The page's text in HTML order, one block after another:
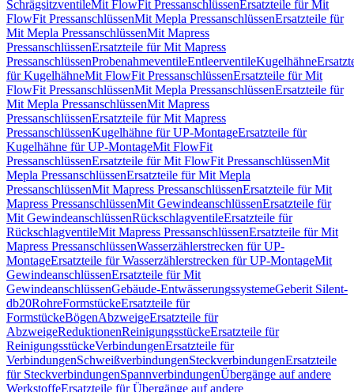
SchrägsitzventileMit FlowFit PressanschlüssenErsatzteile für Mit
FlowFit PressanschlüssenMit Mepla PressanschlüssenErsatzteile für
Mit Mepla PressanschlüssenMit Mapress
PressanschlüssenErsatzteile für Mit Mapress
PressanschlüssenProbenahmeventileEntleerventileKugelhähne
für KugelhähneMit FlowFit PressanschlüssenErsatzteile für Mit
FlowFit PressanschlüssenMit Mepla PressanschlüssenErsatzteile für
Mit Mepla PressanschlüssenMit Mapress
PressanschlüssenErsatzteile für Mit Mapress
PressanschlüssenKugelhähne für UP-MontageErsatzteile für
Kugelhähne für UP-MontageMit FlowFit
PressanschlüssenErsatzteile für Mit FlowFit PressanschlüssenMit
Mepla PressanschlüssenErsatzteile für Mit Mepla
PressanschlüssenMit Mapress PressanschlüssenErsatzteile für Mit
Mapress PressanschlüssenMit GewindeanschlüssenErsatzteile für
Mit GewindeanschlüssenRückschlagventileErsatzteile für
RückschlagventileMit Mapress PressanschlüssenErsatzteile für Mit
Mapress PressanschlüssenWasserzählerstrecken für UP-
MontageErsatzteile für Wasserzählerstrecken für UP-MontageMit
GewindeanschlüssenErsatzteile für Mit
GewindeanschlüssenGebäude-EntwässerungssystemeGeberit Silent-
db20RohreFormstückeErsatzteile für
FormstückeBögenAbzweigeErsatzteile für
AbzweigeReduktionenReinigungsstückeErsatzteile für
ReinigungsstückeVerbindungenErsatzteile für
VerbindungenSchweißverbindungenSteckverbindungenErsatzteile
für SteckverbindungenSpannverbindungenÜbergänge auf andere
WerkstoffeErsatzteile für Übergänge auf andere